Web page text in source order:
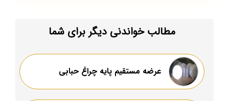
مطالب خواندنی دیگر برای شما
عرضه مستقیم پایه چراغ حبابی